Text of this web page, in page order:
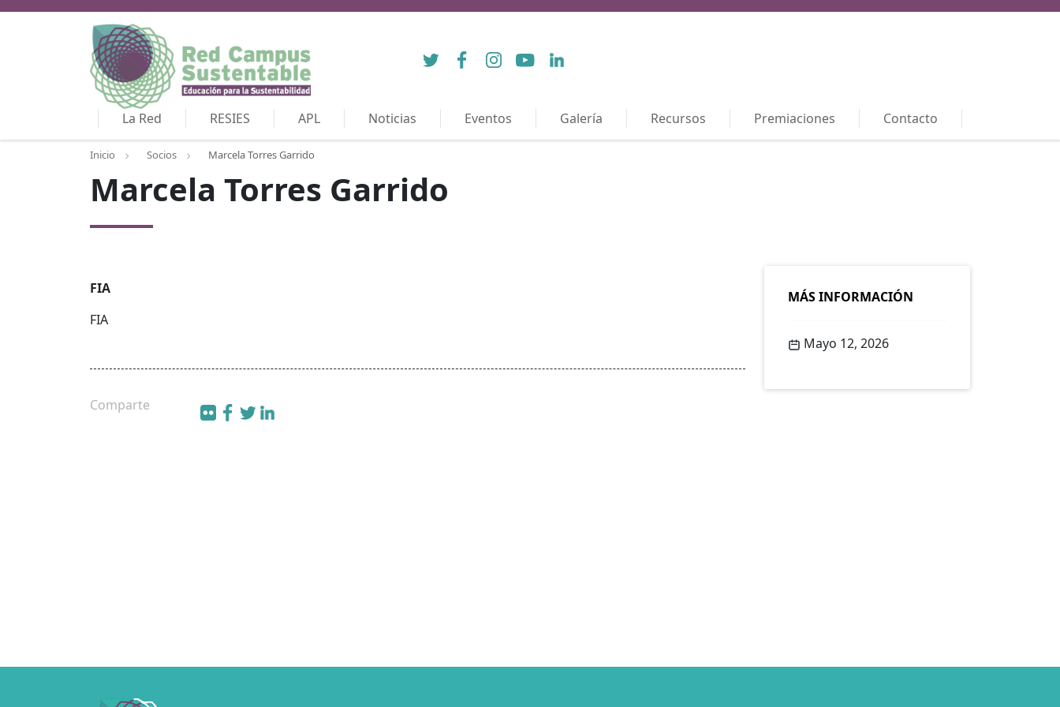
Twitter FacebookInstagramYouTubeLinkedIn
La Red RESIES APL Noticias Eventos Galería Recursos Premiaciones Contacto
Inicio Socios Marcela Torres Garrido
Marcela Torres Garrido
FIA
FIA
Comparte
MÁS INFORMACIÓN
Mayo 12, 2026